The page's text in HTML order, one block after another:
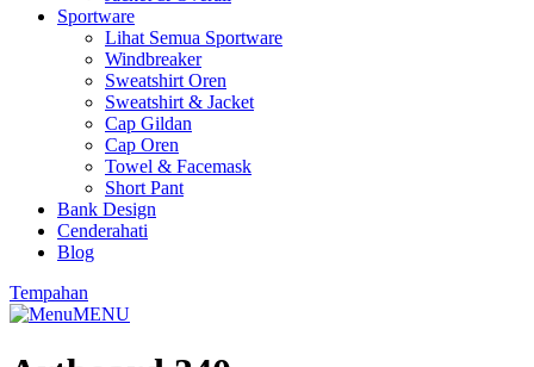
Sportware
Lihat Semua Sportware
Windbreaker
Sweatshirt Oren
Sweatshirt & Jacket
Cap Gildan
Cap Oren
Towel & Facemask
Short Pant
Bank Design
Cenderahati
Blog
Tempahan
MENU